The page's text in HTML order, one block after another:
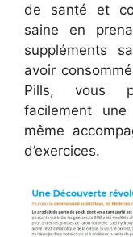
de santé et
saine en
suppléments
avoir
Pills, vous
facilement
même
d’exercices.